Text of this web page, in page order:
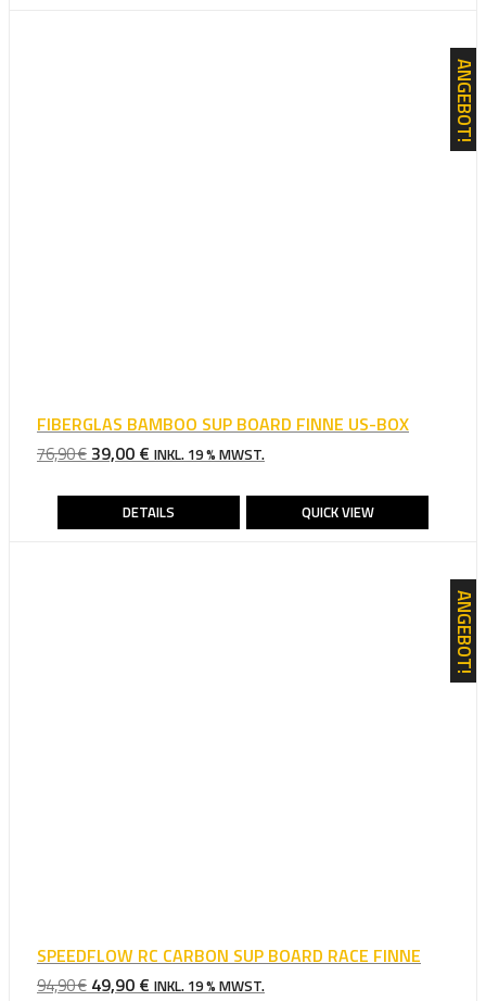
ANGEBOT!
FIBERGLAS BAMBOO SUP BOARD FINNE US-BOX
76,90€ URSPRÜNGLICHER
WAR:
76,90 €
39,00 € AKTUELLER
IST:
39,00 €.
INKL. 19 % MWST.
DETAILS QUICK VIEW
ANGEBOT!
SPEEDFLOW RC CARBON SUP BOARD RACE FINNE
94,90€ URSPRÜNGLICHER
49,90 € AKTUELLER
INKL. 19 % MWST.